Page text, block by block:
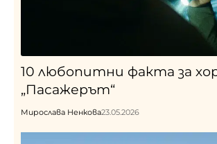
10 любопитни факта за
„Пасажерът“
Мирослава Ненкова23.05.2026